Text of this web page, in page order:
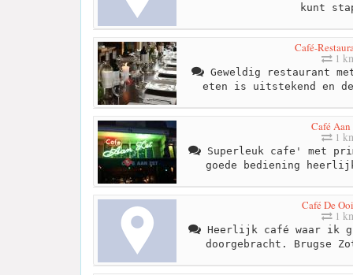
kunt
Café-
1
Geweldig restaurant
eten is uitstekend en
Café Aan
1
Superleuk cafe' met
goede bediening
Café De
1
Heerlijk café waar ik
doorgebracht. Brugse